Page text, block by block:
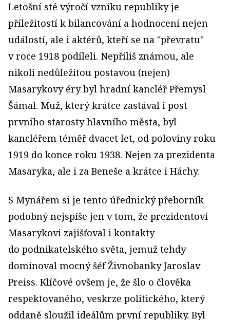
Letošní sté výročí vzniku republiky je
příležitostí k bilancování a hodnocení nejen
událostí, ale i aktérů, kteří se na "převratu"
v roce 1918 podíleli. Nepříliš známou, ale
nikoli nedůležitou postavou (nejen)
Masarykovy éry byl hradní kancléř Přemysl
Šámal. Muž, který krátce zastával i post
prvního starosty hlavního města, byl
kancléřem téměř dvacet let, od poloviny roku
1919 do konce roku 1938. Nejen za prezidenta
Masaryka, ale i za Beneše a krátce i Háchy.
S Mynářem si je tento úřednický přeborník
podobný nejspíše jen v tom, že prezidentovi
Masarykovi zajišťoval i kontakty
do podnikatelského světa, jemuž tehdy
dominoval mocný šéf Živnobanky Jaroslav
Preiss. Klíčové ovšem je, že šlo o člověka
respektovaného, veskrze politického, který
oddaně sloužil ideálům první republiky. Byl